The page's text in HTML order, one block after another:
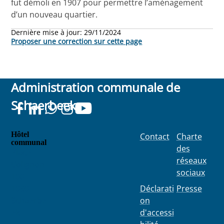
fut démoli en 1907 pour permettre l’aménagement
d’un nouveau quartier.
Dernière mise à jour:29/11/2024
Proposer une correction sur cette page
Administration communale de
Schaerbeek
Hôtel
communal
Contact
Déclarati
on
d'accessi
Charte
des
réseaux
sociaux
Presse